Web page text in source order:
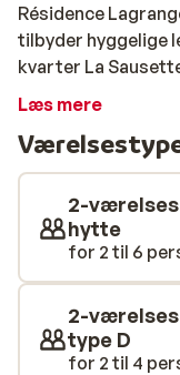
Résidence
tilbyder hyggelige
kvarter La
du behøver ikke gå
ligger lidt længere
er ›Grand
komfortabelt
fra din lejlighed
snedækkede
efter en dag på
opvarmede
i saunaen mod
Læs mere
2-værelses
hytte
for 2 til 6
2-værelses
type D
for 2 til 4